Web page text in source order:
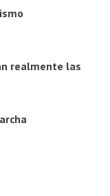
realmente las